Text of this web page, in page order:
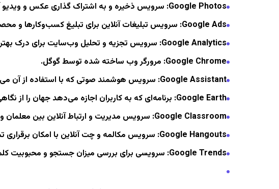
Google Photos: سرویس ذخیره و به اشتراک گذاری عکس و ویدیو
Google Ads: سرویس تبلیغات آنلاین برای تبلیغ کسب‌وکارها و
Google Analytics: سرویس تجزیه و تحلیل وب‌سایت برای درک
Google Chrome: مرورگر وب ساخته شده توسط گوگل.
Google Assistant: سرویس هوشمند صوتی که با استفاده از آن
Google Earth: برنامه‌ای که به کاربران اجازه می‌دهد جهان را از
Google Classroom: سرویس مدیریت و ارتباط آنلاین بین معلمان
Google Hangouts: سرویس مکالمه و چت آنلاین با امکان
Google Trends: سرویسی برای بررسی میزان جستجو و محبوبیت